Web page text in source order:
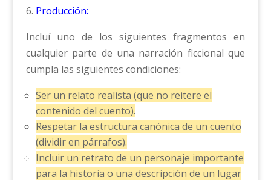
6. Producción:
Incluí uno de los siguientes fragmentos en
cualquier parte de una narración ficcional que
cumpla las siguientes condiciones:
Ser un relato realista (que no reitere el
contenido del cuento).
Respetar la estructura canónica de un cuento
(dividir en párrafos).
Incluir un retrato de un personaje importante
para la historia o una descripción de un lugar